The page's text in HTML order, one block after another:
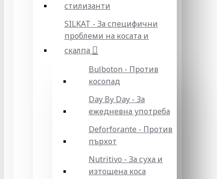
стилизанти
SILKAT - За специфични
проблеми на косата и
скалпа
Bulboton - Против
косопад
Day By Day - За
ежедневна употреба
Deforforante - Против
пърхот
Nutritivo - За суха и
изтощена коса